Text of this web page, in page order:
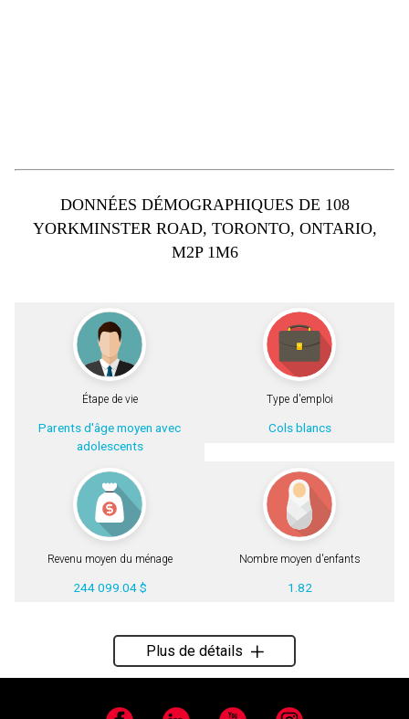
DONNÉES DÉMOGRAPHIQUES DE 108
YORKMINSTER ROAD, TORONTO, ONTARIO,
M2P 1M6
Étape de vie
Parents d'âge moyen avec
adolescents
Type d'emploi
Cols blancs
Revenu moyen du ménage
244 099.04 $
Nombre moyen d'enfants
1.82
Plus de détails